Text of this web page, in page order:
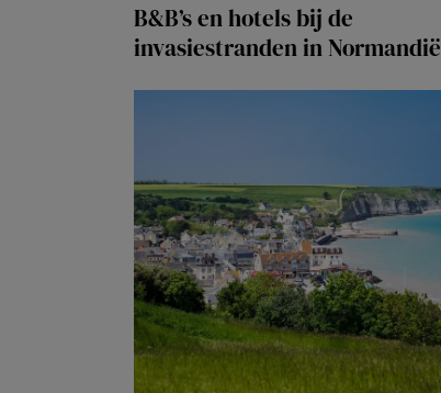
B&B’s en hotels bij de
invasiestranden in Normandië